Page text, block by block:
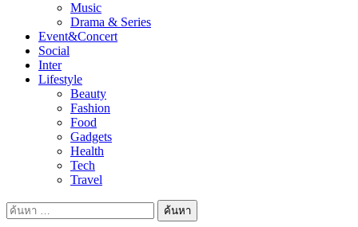
Music
Drama & Series
Event&Concert
Social
Inter
Lifestyle
Beauty
Fashion
Food
Gadgets
Health
Tech
Travel
ค้นหา